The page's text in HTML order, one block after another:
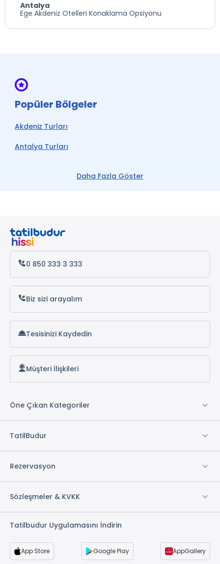
Antalya
Ege Akdeniz Otelleri Konaklama Opsiyonu
Daha Fazla Göster
Popüler Bölgeler
Akdeniz Turları
Antalya Turları
Ölüdeniz Turları
Marmaris Turları
Ege Akdeniz Turları
0 850 333 3 333
Biz sizi arayalım
Tesisinizi Kaydedin
Müşteri İlişkileri
Öne Çıkan Kategoriler
TatilBudur
Rezervasyon
Sözleşmeler & KVKK
Tatilbudur Uygulamasını İndirin
App Store Google Play AppGallery